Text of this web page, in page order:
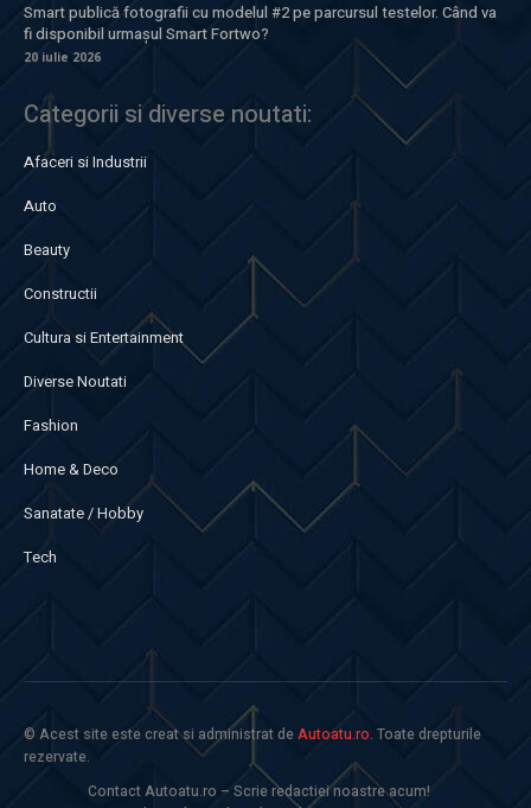
Smart publică fotografii cu modelul #2 pe parcursul testelor. Când va
fi disponibil urmașul Smart Fortwo?
20 iulie 2026
Categorii si diverse noutati:
Afaceri si Industrii
Auto
Beauty
Constructii
Cultura si Entertainment
Diverse Noutati
Fashion
Home & Deco
Sanatate / Hobby
Tech
© Acest site este creat si administrat deAutoatu.ro. Toate drepturile
rezervate.
Contact Autoatu.ro – Scrie redactiei noastre acum!